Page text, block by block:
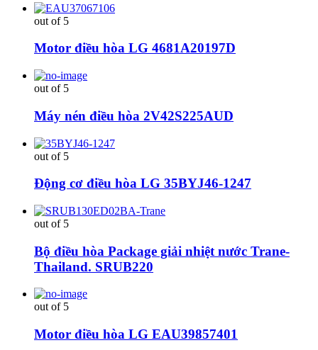
out of 5
Motor điều hòa LG 4681A20197D
out of 5
Máy nén điều hòa 2V42S225AUD
out of 5
Động cơ điều hòa LG 35BYJ46-1247
out of 5
Bộ điều hòa Package giải nhiệt nước Trane-
Thailand. SRUB220
out of 5
Motor điều hòa LG EAU39857401